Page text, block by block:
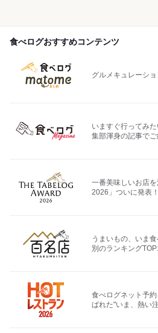
食べログおすすめコンテンツ
グルメキュレーシ
いますぐ行ってみ
集部渾身の記事でご
一番美味しいお店
2026」ついに発表！
うまいもの、いま
別のランキング
食べログネット予
ばれた"いま、熱い